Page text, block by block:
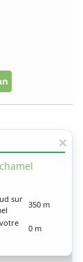
sur
350 m
0 m